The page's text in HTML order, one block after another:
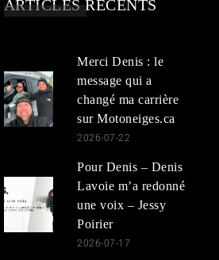
ARTICLES RÉCENTS
Merci Denis : le
message qui a
changé ma carrière
sur Motoneiges.ca
2026-07-22
Pour Denis – Denis
Lavoie m’a redonné
une voix – Jessy
Poirier
2026-07-17